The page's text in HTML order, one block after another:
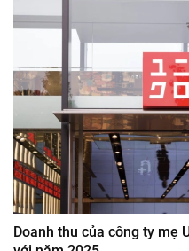
Doanh thu của công ty mẹ